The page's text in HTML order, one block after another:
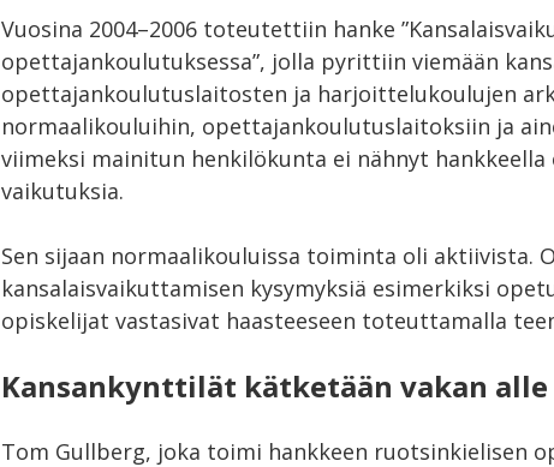
Vuosina 2004–2006 toteutettiin hanke
opettajankoulutuksessa”, jolla pyrittiin viemään
opettajankoulutuslaitosten ja harjoittelukoulujen
normaalikouluihin, opettajankoulutuslaitoksiin ja
viimeksi mainitun henkilökunta ei nähnyt
vaikutuksia.
Sen sijaan normaalikouluissa toiminta oli aktiivista.
kansalaisvaikuttamisen kysymyksiä esimerkiksi
opiskelijat vastasivat haasteeseen toteuttamalla
Kansankynttilät kätketään vakan alle
Tom Gullberg, joka toimi hankkeen ruotsinkielisen